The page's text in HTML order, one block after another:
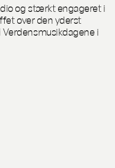
og stærkt engageret i
over den yderst
i